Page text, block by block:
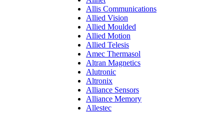
Allis Communications
Allied Vision
Allied Moulded
Allied Motion
Allied Telesis
Amec Thermasol
Altran Magnetics
Alutronic
Altronix
Alliance Sensors
Alliance Memory
Allestec